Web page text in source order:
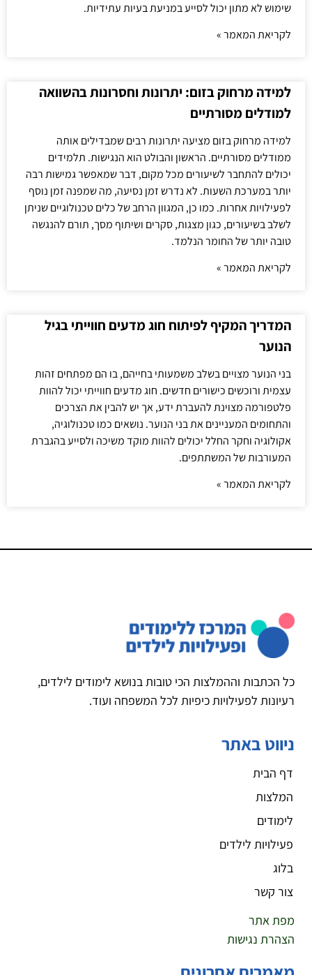
שימוש לא מתון יכול לסייע במניעת בעיות עתידיות.
לקריאת המאמר »
למידה מרחוק בזום: יתרונות וחסרונות בהשוואה
למודלים מסורתיים
למידה מרחוק בזום מציעה יתרונות רבים שמבדילים אותה
ממודלים מסורתיים. הראשון והבולט הוא הנגישות. תלמידים
יכולים להתחבר לשיעורים מכל מקום, דבר שמאפשר גמישות רבה
יותר במערכת השעות. לא נדרש זמן נסיעה, מה שמפנה זמן נוסף
לפעילויות אחרות. כמו כן, המגוון הרחב של כלים טכנולוגיים שניתן
לשלב בשיעורים, כגון מצגות, סקרים ושיתוף מסך, תורם להנגשה
טובה יותר של החומר הנלמד.
לקריאת המאמר »
המדריך המקיף לפיתוח חוג מדעים חווייתי בגיל
הנוער
בני הנוער מצויים בשלב משמעותי בחייהם, בו הם מפתחים זהות
עצמית ורוכשים כישורים חדשים. חוג מדעים חווייתי יכול להוות
פלטפורמה מצוינת להעברת ידע, אך יש להבין את הצרכים
והתחומים המעניינים את בני הנוער. נושאים כמו טכנולוגיה,
אקולוגיה וחקר החלל יכולים להוות מוקד משיכה ולסייע בהגברת
המעורבות של המשתתפים.
לקריאת המאמר »
כל הכתבות וההמלצות הכי טובות בנושא לימודים לילדים,
רעיונות לפעילויות כיפיות לכל המשפחה ועוד.
ניווט באתר
דף הבית
המלצות
לימודים
פעילויות לילדים
בלוג
צור קשר
מפת אתר
הצהרת נגישות